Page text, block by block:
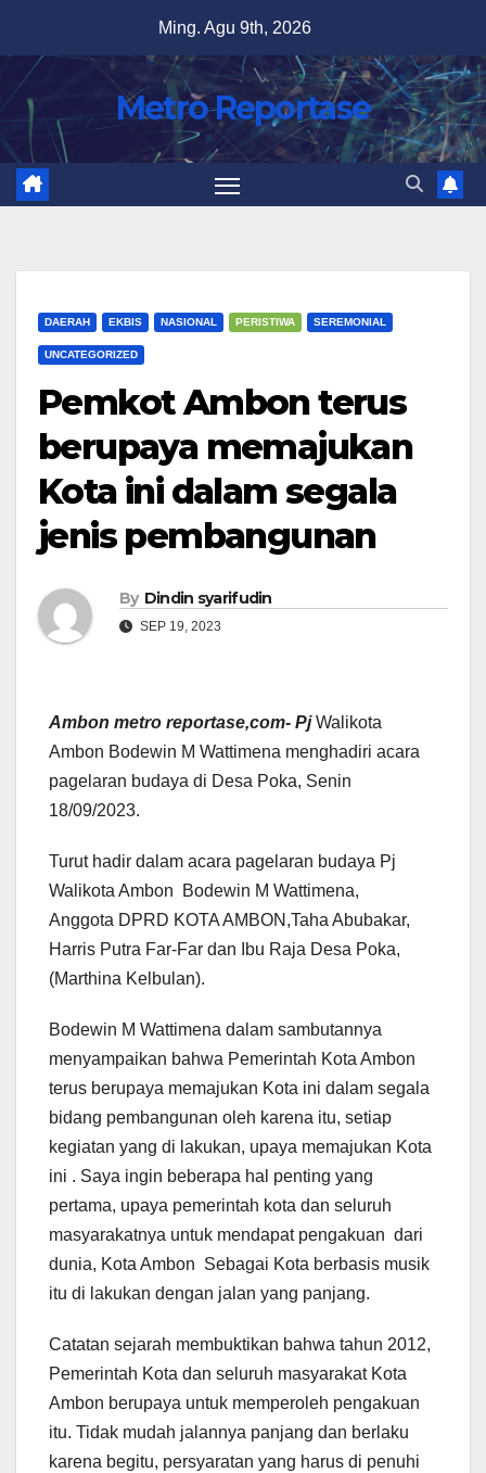
content
Ming. Agu 9th, 2026
Metro Reportase
DAERAH EKBIS NASIONAL PERISTIWA SEREMONIAL
UNCATEGORIZED
Pemkot Ambon terus
berupaya memajukan
Kota ini dalam segala
jenis pembangunan
By Dindin syarifudin
SEP 19, 2023
Ambon metro reportase,com- PjWalikota
Ambon Bodewin M Wattimena menghadiri acara
pagelaran budaya di Desa Poka, Senin
18/09/2023.
Turut hadir dalam acara pagelaran budaya Pj
Walikota Ambon Bodewin M Wattimena,
Anggota DPRD KOTA AMBON,Taha Abubakar,
Harris Putra Far-Far dan Ibu Raja Desa Poka,
(Marthina Kelbulan).
Bodewin M Wattimena dalam sambutannya
menyampaikan bahwa Pemerintah Kota Ambon
terus berupaya memajukan Kota ini dalam segala
bidang pembangunan oleh karena itu, setiap
kegiatan yang di lakukan, upaya memajukan Kota
ini . Saya ingin beberapa hal penting yang
pertama, upaya pemerintah kota dan seluruh
masyarakatnya untuk mendapat pengakuan dari
dunia, Kota Ambon Sebagai Kota berbasis musik
itu di lakukan dengan jalan yang panjang.
Catatan sejarah membuktikan bahwa tahun 2012,
Pemerintah Kota dan seluruh masyarakat Kota
Ambon berupaya untuk memperoleh pengakuan
itu. Tidak mudah jalannya panjang dan berlaku
karena begitu, persyaratan yang harus di penuhi